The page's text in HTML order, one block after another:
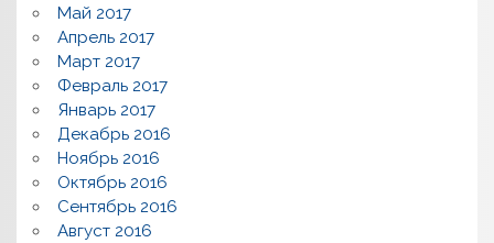
Май 2017
Апрель 2017
Март 2017
Февраль 2017
Январь 2017
Декабрь 2016
Ноябрь 2016
Октябрь 2016
Сентябрь 2016
Август 2016